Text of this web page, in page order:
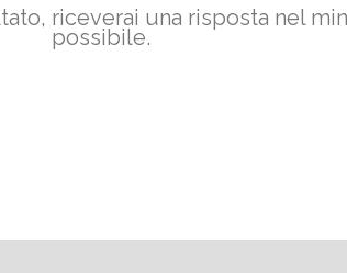
riceverai una risposta nel
possibile.